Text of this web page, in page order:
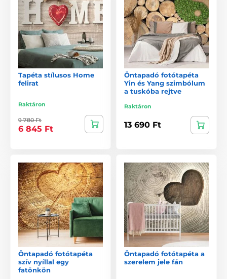
Tapéta stílusos Home
felirat
Raktáron
9 780 Ft
6 845 Ft
Öntapadó fotótapéta
Yin és Yang szimbólum
a tuskóba rejtve
Raktáron
13 690 Ft
Öntapadó fotótapéta
szív nyíllal egy
fatönkön
Öntapadó fotótapéta a
szerelem jele fán